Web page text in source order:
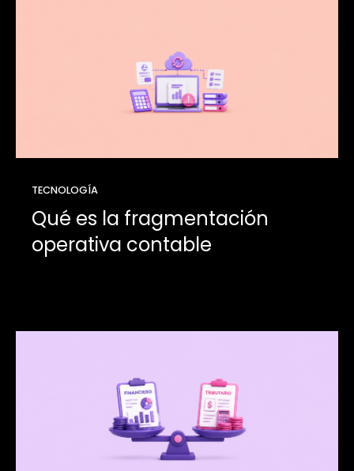
TECNOLOGÍA
Qué es la fragmentación
operativa contable